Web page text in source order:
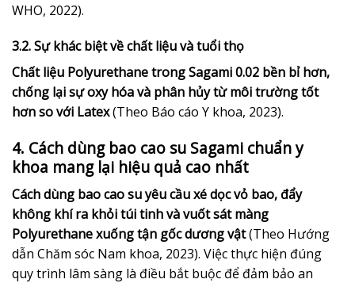
WHO, 2022).
3.2. Sự khác biệt về chất liệu và tuổi thọ
Chất liệu Polyurethane trong Sagami 0.02 bền bỉ hơn,
chống lại sự oxy hóa và phân hủy từ môi trường tốt
hơn so với Latex(Theo Báo cáo Y khoa, 2023).
4. Cách dùng bao cao su Sagami chuẩn y
khoa mang lại hiệu quả cao nhất
Cách dùng bao cao su yêu cầu xé dọc vỏ bao, đẩy
không khí ra khỏi túi tinh và vuốt sát màng
Polyurethane xuống tận gốc dương vật(Theo Hướng
dẫn Chăm sóc Nam khoa, 2023). Việc thực hiện đúng
quy trình lâm sàng là điều bắt buộc để đảm bảo an